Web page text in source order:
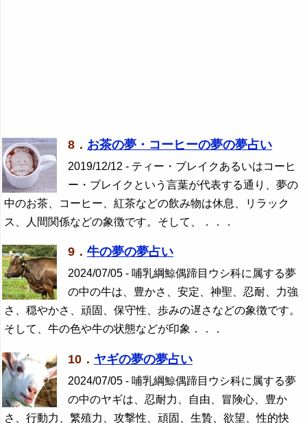
8． お茶の夢・コーヒーの夢の夢占い
2019/12/12 - ティー・ブレイクあるいはコーヒ
ー・ブレイクという言葉が代表する通り、夢の
中のお茶、コーヒー、紅茶などの飲み物は休息、リラック
ス、人間関係などの象徴です。そして、．．．
9． 牛の夢の夢占い
2024/07/05 - 哺乳綱鯨偶蹄目ウシ科に属する夢
の中の牛は、豊かさ、安定、神聖、忍耐、力強
さ、穏やかさ、頑固、保守性、歩みの遅さなどの象徴です。
そして、牛の色や牛の状態などが印象．．．
10． ヤギの夢の夢占い
2024/07/05 - 哺乳綱鯨偶蹄目ウシ科に属する夢
の中のヤギは、忍耐力、自由、冒険心、豊か
さ、行動力、繁殖力、攻撃性、頑固、生贄、欲望、性的快